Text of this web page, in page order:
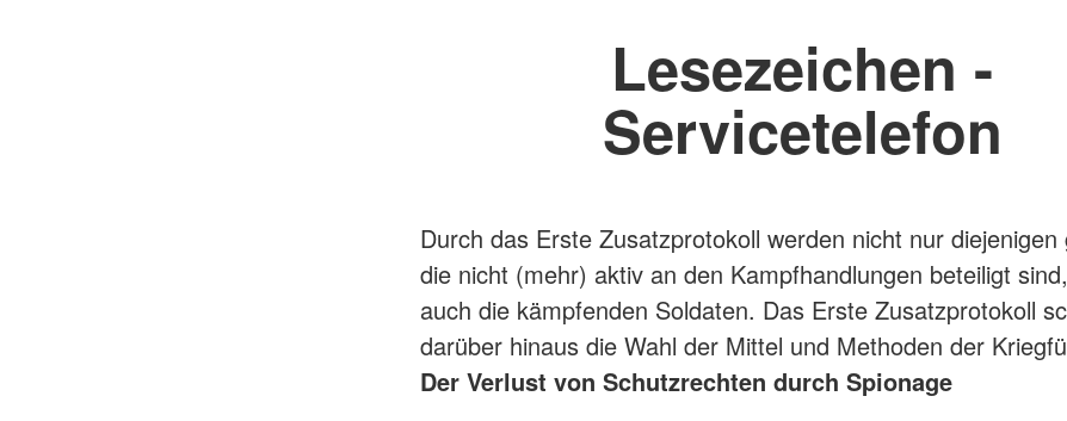
Lesezeichen -
Servicetelefon
Durch das Erste Zusatzprotokoll werden nicht nur diejenigen
die nicht (mehr) aktiv an den Kampfhandlungen beteiligt
auch die kämpfenden Soldaten. Das Erste Zusatzprotokoll
darüber hinaus die Wahl der Mittel und Methoden der
Der Verlust von Schutzrechten durch Spionage